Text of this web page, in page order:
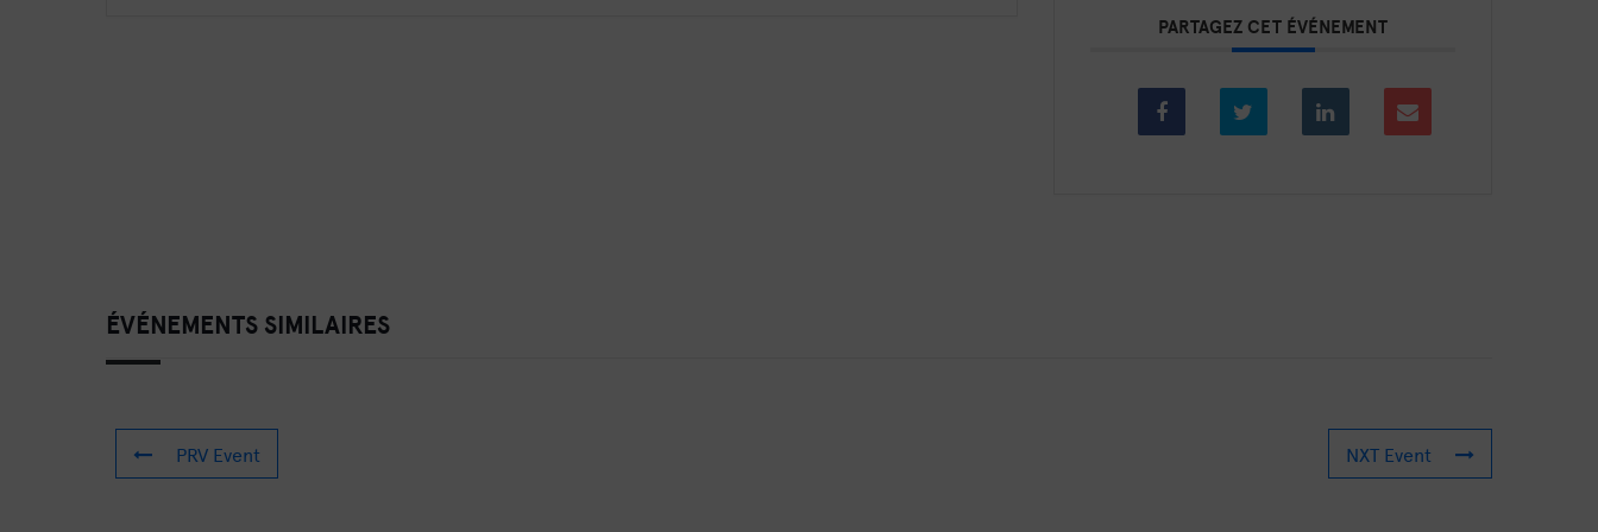
PARTAGEZ CET ÉVÉNEMENT
ÉVÉNEMENTS SIMILAIRES
PRV Event NXT Event